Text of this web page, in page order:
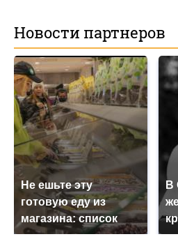
Новости партнеров
Не ешьте эту
готовую еду из
магазина: список
В